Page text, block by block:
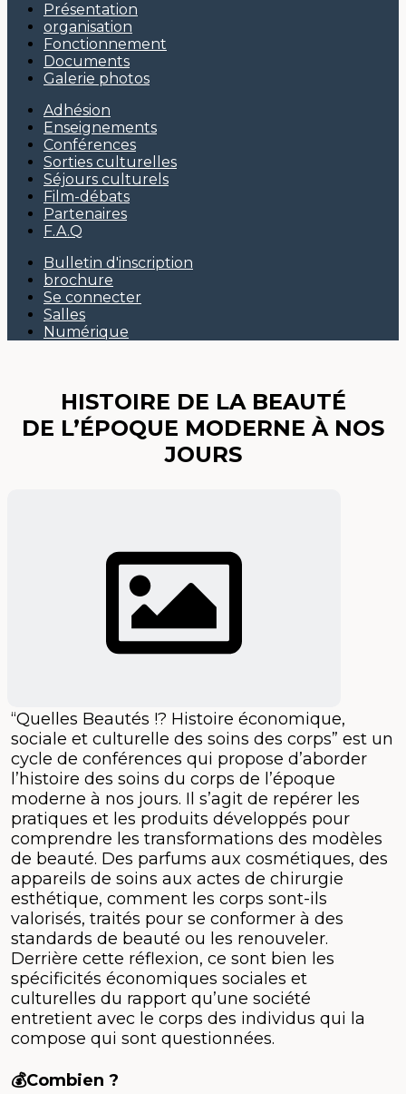
Présentation
organisation
Fonctionnement
Documents
Galerie photos
Adhésion
Enseignements
Conférences
Sorties culturelles
Séjours culturels
Film-débats
Partenaires
F.A.Q
Bulletin d'inscription
brochure
Se connecter
Salles
Numérique
HISTOIRE DE LA BEAUTÉ
DE L’ÉPOQUE MODERNE À NOS
JOURS
“Quelles Beautés !? Histoire économique,
sociale et culturelle des soins des corps” est un
cycle de conférences qui propose d’aborder
l’histoire des soins du corps de l’époque
moderne à nos jours. Il s’agit de repérer les
pratiques et les produits développés pour
comprendre les transformations des modèles
de beauté. Des parfums aux cosmétiques, des
appareils de soins aux actes de chirurgie
esthétique, comment les corps sont-ils
valorisés, traités pour se conformer à des
standards de beauté ou les renouveler.
Derrière cette réflexion, ce sont bien les
spécificités économiques sociales et
culturelles du rapport qu’une société
entretient avec le corps des individus qui la
compose qui sont questionnées.
💰Combien ?